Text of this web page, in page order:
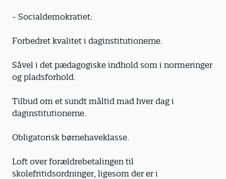
- Socialdemokratiet:
Forbedret kvalitet i daginstitutionerne.
Såvel i det pædagogiske indhold som i normeringer
og pladsforhold.
Tilbud om et sundt måltid mad hver dag i
daginstitutionerne.
Obligatorisk børnehaveklasse.
Loft over forældrebetalingen til
skolefritidsordninger, ligesom der er i